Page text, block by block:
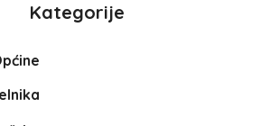
Kategorije